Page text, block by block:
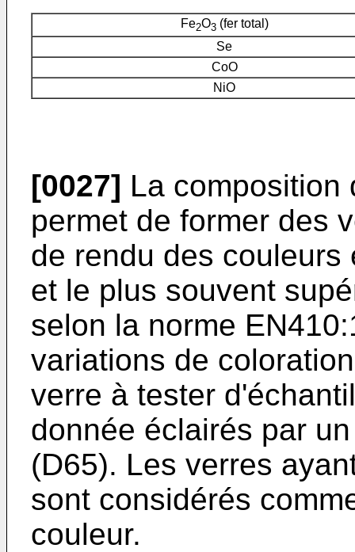
Fe2O3(fer total)
Se
CoO
NiO
[0027] La composition
permet de former des
de rendu des
et le plus souvent
selon la norme
variations de
verre à tester
donnée éclairés par
(D65). Les verres
sont considérés
couleur.